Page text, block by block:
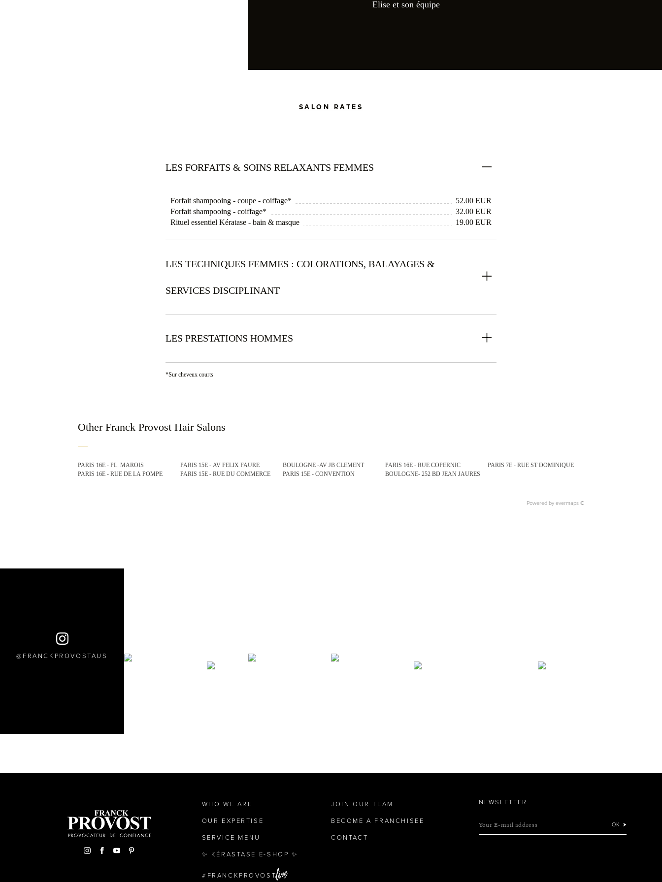
Elise et son équipe
SALON RATES
LES FORFAITS & SOINS RELAXANTS FEMMES
Forfait shampooing - coupe - coiffage*
52.00 EUR
Forfait shampooing - coiffage*
32.00 EUR
Rituel essentiel Kératase - bain & masque
19.00 EUR
LES TECHNIQUES FEMMES : COLORATIONS, BALAYAGES &
SERVICES DISCIPLINANT
LES PRESTATIONS HOMMES
*Sur cheveux courts
Other Franck Provost Hair Salons
PARIS 16E - PL. MAROIS
PARIS 16E - RUE DE LA POMPE
PARIS 15E - AV FELIX FAURE
PARIS 15E - RUE DU COMMERCE
BOULOGNE -AV JB CLEMENT
PARIS 15E - CONVENTION
PARIS 16E - RUE COPERNIC
BOULOGNE- 252 BD JEAN JAURES
PARIS 7E - RUE ST DOMINIQUE
Powered by evermaps ©
FRANCKPROVOSTAUS
WHO WE ARE
OUR EXPERTISE
SERVICE MENU
✨ KÉRASTASE E-SHOP ✨
FRANCKPROVOST
JOIN OUR TEAM
BECOME A FRANCHISEE
CONTACT
NEWSLETTER
Your E-mail address OK